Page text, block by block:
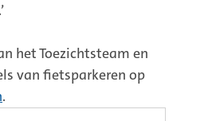
het Toezichtsteam en
van fietsparkeren op
.